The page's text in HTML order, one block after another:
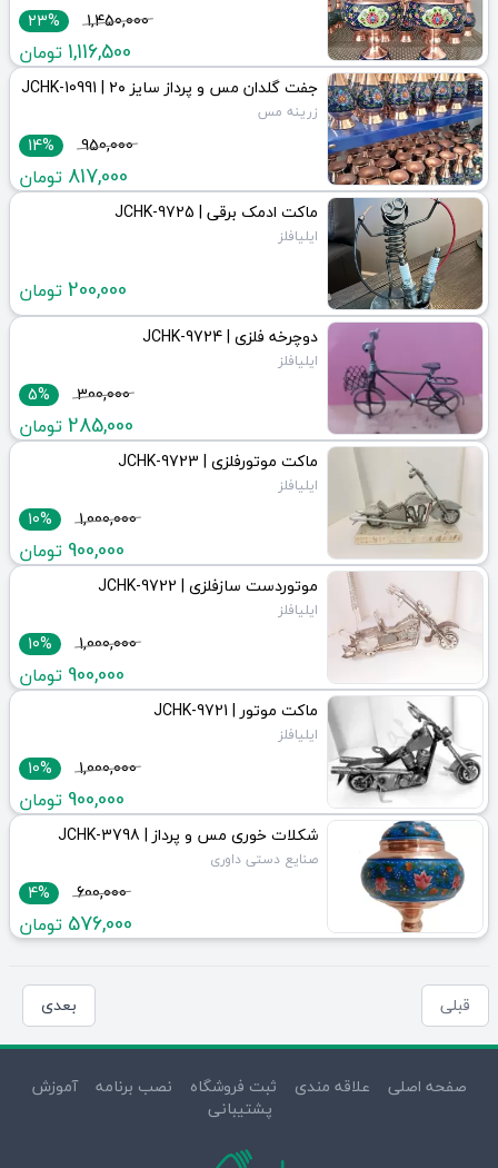
23% 1,450,000
1,116,500 تومان
جفت گلدان مس و پرداز سایز ۲۰ | JCHK-10991
زرینه مس
14% 950,000
817,000 تومان
ماکت ادمک برقی | JCHK-9725
ایلیافلز
200,000تومان
دوچرخه فلزی | JCHK-9724
ایلیافلز
5% 300,000
285,000تومان
ماکت موتورفلزی | JCHK-9723
ایلیافلز
10% 1,000,000
900,000 تومان
موتوردست سازفلزی | JCHK-9722
ایلیافلز
10% 1,000,000
900,000 تومان
ماکت موتور | JCHK-9721
ایلیافلز
10% 1,000,000
900,000 تومان
شکلات خوری مس و پرداز | JCHK-3798
صنایع دستی داوری
4% 600,000
576,000 تومان
قبلی بعدی
صفحه اصلی علاقه مندی ثبت فروشگاه نصب برنامه
آموزش
پشتیبانی